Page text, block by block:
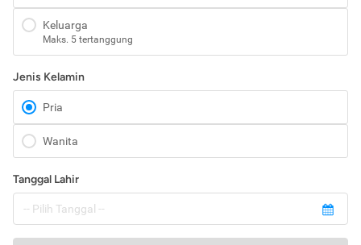
Keluarga
Maks. 5 tertanggung
Jenis Kelamin
Pria
Wanita
Tanggal Lahir